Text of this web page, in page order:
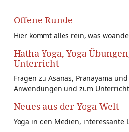
Offene Runde
Hier kommt alles rein, was
Hatha Yoga, Yoga
Unterricht
Fragen zu Asanas, Pranayama
Anwendungen und zum
Neues aus der Yoga Welt
Yoga in den Medien, interessante